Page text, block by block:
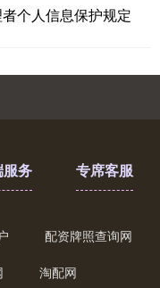
+0.17%
个人信息保护规定
务 专席客服
配资牌照查询网
淘配网